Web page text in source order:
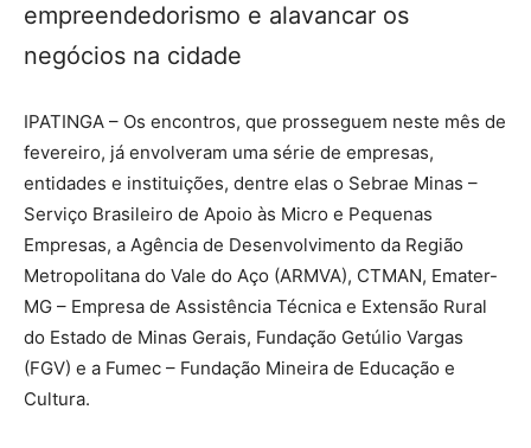
empreendedorismo e alavancar os
negócios na cidade
IPATINGA – Os encontros, que prosseguem neste mês de
fevereiro, já envolveram uma série de empresas,
entidades e instituições, dentre elas o Sebrae Minas –
Serviço Brasileiro de Apoio às Micro e Pequenas
Empresas, a Agência de Desenvolvimento da Região
Metropolitana do Vale do Aço (ARMVA), CTMAN, Emater-
MG – Empresa de Assistência Técnica e Extensão Rural
do Estado de Minas Gerais, Fundação Getúlio Vargas
(FGV) e a Fumec – Fundação Mineira de Educação e
Cultura.